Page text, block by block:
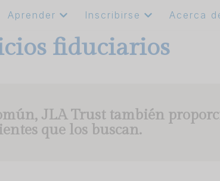
Aprender Inscribirse Acerca
fiduciarios
JLA Trust también
que los buscan.